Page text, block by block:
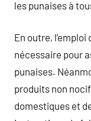
les punaises à
En outre,
nécessaire pour
punaises.
produits non
domestiques et